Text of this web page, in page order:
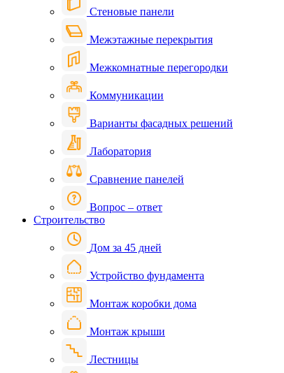
Стеновые панели
Межэтажные перекрытия
Межкомнатные перегородки
Коммуникации
Варианты фасадных решений
Лаборатория
Сравнение панелей
Вопрос – ответ
Строительство
Дом за 45 дней
Устройство фундамента
Монтаж коробки дома
Монтаж крыши
Лестницы